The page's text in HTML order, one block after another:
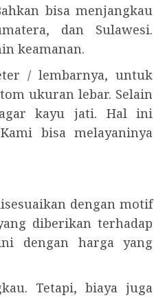
bisa menjangkau
dan Sulawesi.
keamanan.
/ lembarnya, untuk
ukuran lebar. Selain
kayu jati. Hal ini
bisa melayaninya
dengan motif
diberikan terhadap
dengan harga yang
Tetapi, biaya juga